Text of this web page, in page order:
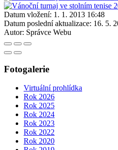
Datum vložení: 1. 1. 2013 16:48
Datum poslední aktualizace: 16. 5.
Autor: Správce Webu
Fotogalerie
Virtuální prohlídka
Rok 2026
Rok 2025
Rok 2024
Rok 2023
Rok 2022
Rok 2020